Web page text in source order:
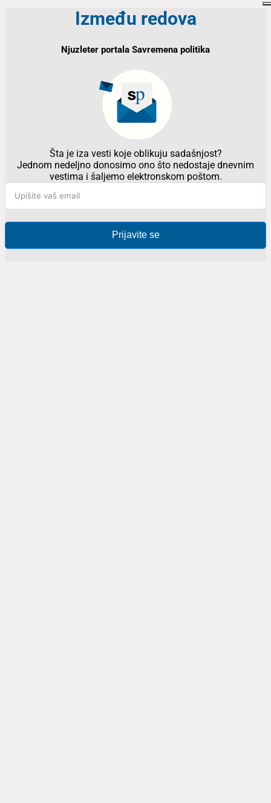
Između redova
Njuzleter portala Savremena politika
Šta je iza vesti koje oblikuju sadašnjost?
Jednom nedeljno donosimo ono što nedostaje dnevnim
vestima i šaljemo elektronskom poštom.
Prijavite se